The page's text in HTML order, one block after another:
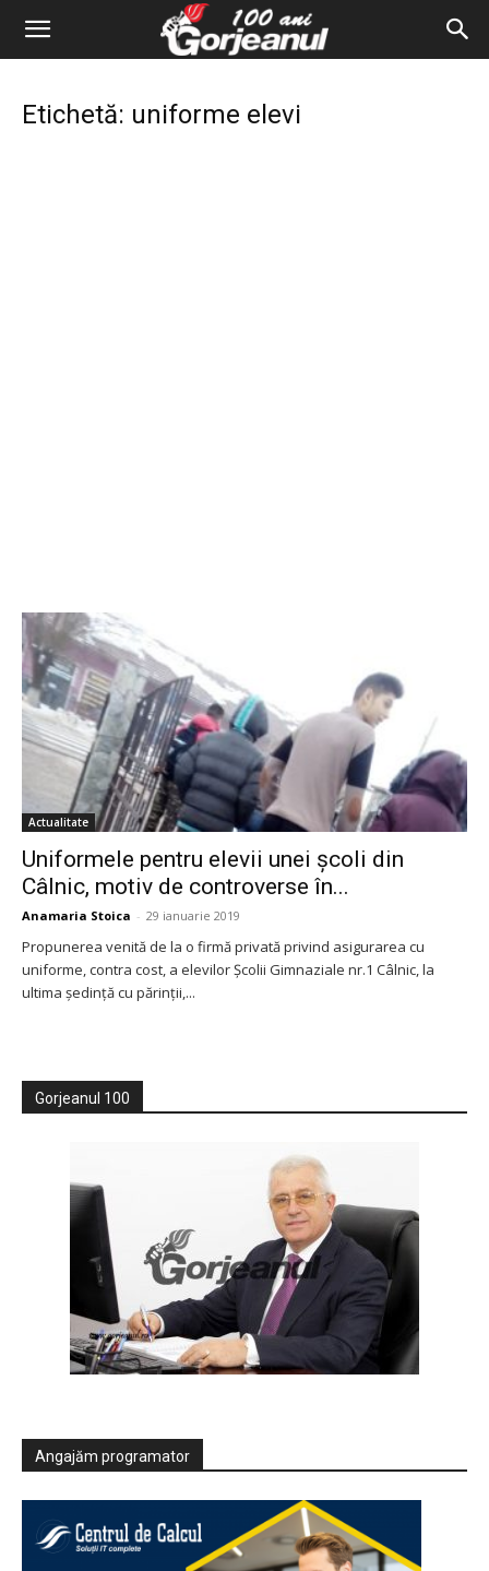
Etichetă: uniforme elevi
Actualitate
Uniformele pentru elevii unei școli din
Câlnic, motiv de controverse în...
Anamaria Stoica - 29 ianuarie 2019
Propunerea venită de la o firmă privată privind asigurarea cu
uniforme, contra cost, a elevilor Școlii Gimnaziale nr.1 Câlnic, la
ultima ședință cu părinții,...
Gorjeanul 100
Angajăm programator